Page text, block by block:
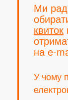
Ми
квиток
на e-
У чому